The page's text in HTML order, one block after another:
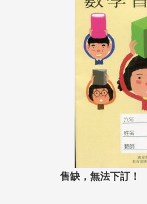
售缺，無法下訂！